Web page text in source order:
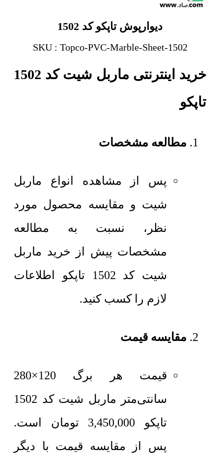
دیوارپوش تاپکو کد 1502
SKU : Topco-PVC-Marble-Sheet-1502
خرید اینترنتی ماربل شیت کد 1502
تاپکو
مطالعه مشخصات
پس از مشاهده انواع ماربل
شیت و مقایسه محصول مورد
نظر، نسبت به مطالعه
مشخصات پیش از خرید ماربل
شیت کد 1502 تاپکو اطلاعات
لازم را کسب کنید.
مقایسه قیمت
قیمت هر برگ 120×280
سانتی‌متر
ماربل شیت کد 1502
تاپکو 3,450,000 تومان است.
پس از مقایسه قیمت با دیگر